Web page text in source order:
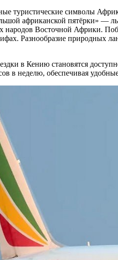
туристические символы
африканской пятёрки» —
народов Восточной Африки.
Разнообразие природных
в Кению становятся
в неделю, обеспечивая